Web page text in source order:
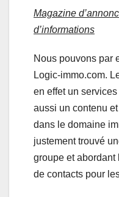
Magazine
d’informations
Nous pouvons par
Logic-immo.com.
en effet un
aussi un contenu
dans le domaine
justement trouvé
groupe et abordant
de contacts pour